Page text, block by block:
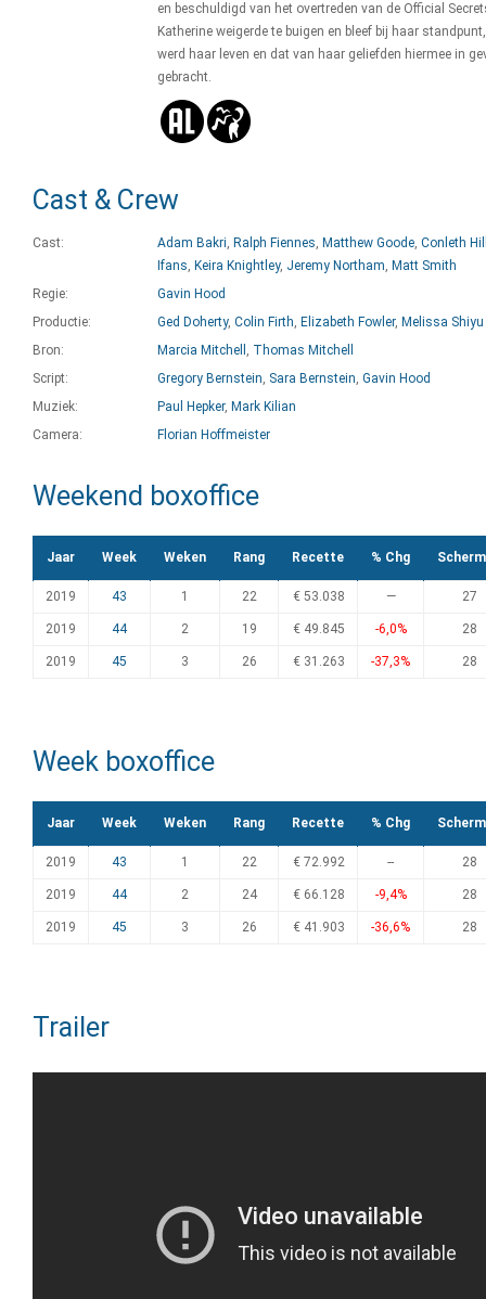
en beschuldigd van het overtreden van de Official
Katherine weigerde te buigen en bleef bij haar
werd haar leven en dat van haar geliefden hiermee in
gebracht.
Cast & Crew
Cast: Adam Bakri, Ralph Fiennes, Matthew Goode, Conleth
Ifans, Keira Knightley, Jeremy Northam, Matt Smith
Regie:
Gavin Hood
Productie:
Ged Doherty, Colin Firth, Elizabeth Fowler, Melissa
Bron:
Marcia Mitchell , Thomas Mitchell
Script:
Gregory Bernstein, Sara Bernstein, Gavin Hood
Muziek:
Paul Hepker, Mark Kilian
Camera:
Florian Hoffmeister
Weekend boxoffice
Jaar Week Weken Rang Recette % Chg
2019 43 1 22 € 53.038 — 27
2019 44 2 19 € 49.845 -6,0% 28
2019 45 3 26 € 31.263 -37,3% 28
Week boxoffice
Jaar Week Weken Rang Recette % Chg
2019 43 1 22 € 72.992 -- 28
2019 44 2 24 € 66.128 -9,4% 28
2019 45 3 26 € 41.903 -36,6% 28
Trailer